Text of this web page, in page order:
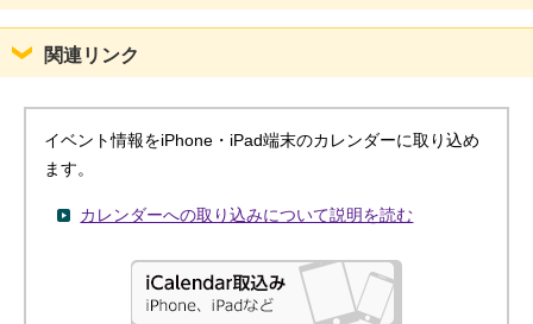
関連リンク
イベント情報をiPhone・iPad端末のカレンダーに取り込め
ます。
カレンダーへの取り込みについて説明を読む